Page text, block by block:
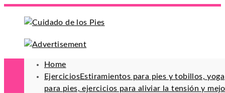
Home
EjerciciosEstiramientos para pies y tobillos, yoga
para pies, ejercicios para aliviar la tensión y